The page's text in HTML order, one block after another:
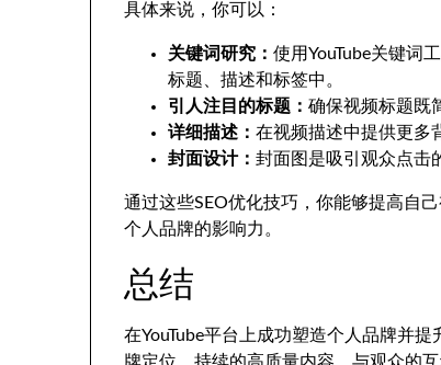
具体来说，你可以：
关键词研究： 使用YouTube关键词
标题、描述和标签中。
引人注目的标题： 确保视频标题既
详细描述： 在视频描述中提供更多
封面设计： 封面图是吸引观众点击
通过这些SEO优化技巧，你能够提高自
个人品牌的影响力。
总结
在YouTube平台上成功塑造个人品牌并